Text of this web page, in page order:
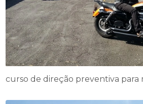
curso de direção preventiva para